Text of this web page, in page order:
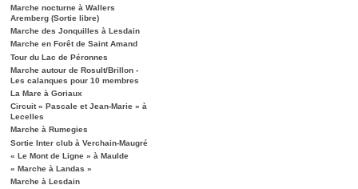
Marche nocturne à Wallers
Aremberg (Sortie libre)
Marche des Jonquilles à Lesdain
Marche en Forêt de Saint Amand
Tour du Lac de Péronnes
Marche autour de Rosult/Brillon -
Les calanques pour 10 membres
La Mare à Goriaux
Circuit « Pascale et Jean-Marie » à
Lecelles
Marche à Rumegies
Sortie Inter club à Verchain-Maugré
« Le Mont de Ligne » à Maulde
« Marche à Landas »
Marche à Lesdain